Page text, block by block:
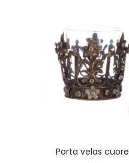
porta velas cuore